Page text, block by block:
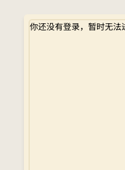
你还没有登录，暂时无法